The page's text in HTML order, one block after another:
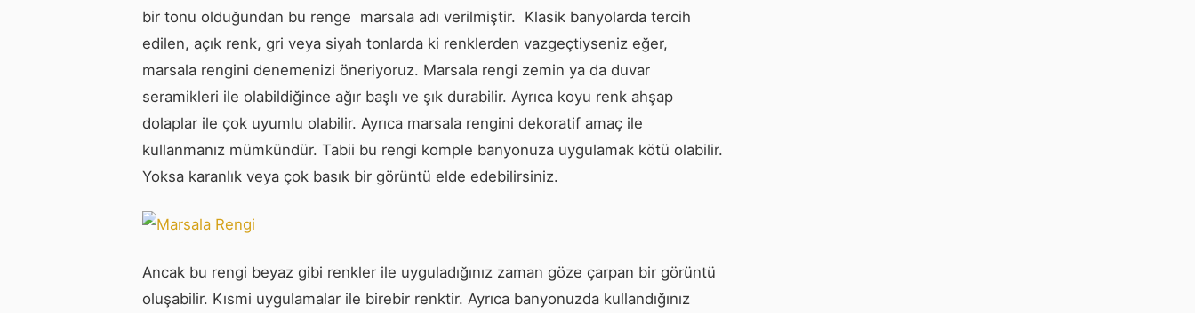
bir tonu olduğundan bu renge marsala adı verilmiştir. Klasik banyolarda tercih
edilen, açık renk, gri veya siyah tonlarda ki renklerden vazgeçtiyseniz eğer,
marsala rengini denemenizi öneriyoruz. Marsala rengi zemin ya da duvar
seramikleri ile olabildiğince ağır başlı ve şık durabilir. Ayrıca koyu renk ahşap
dolaplar ile çok uyumlu olabilir. Ayrıca marsala rengini dekoratif amaç ile
kullanmanız mümkündür. Tabii bu rengi komple banyonuza uygulamak kötü olabilir.
Yoksa karanlık veya çok basık bir görüntü elde edebilirsiniz.
Ancak bu rengi beyaz gibi renkler ile uyguladığınız zaman göze çarpan bir görüntü
oluşabilir. Kısmi uygulamalar ile birebir renktir. Ayrıca banyonuzda kullandığınız